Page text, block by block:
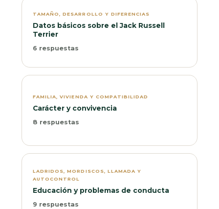
TAMAÑO, DESARROLLO Y DIFERENCIAS
Datos básicos sobre el Jack Russell
Terrier
6 respuestas
FAMILIA, VIVIENDA Y COMPATIBILIDAD
Carácter y convivencia
8 respuestas
LADRIDOS, MORDISCOS, LLAMADA Y
AUTOCONTROL
Educación y problemas de conducta
9 respuestas